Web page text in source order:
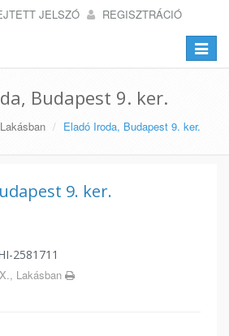
JELSZÓ REGISZTRÁCIÓ
Toggle
Budapest 9. ker.
Lakásban Eladó Iroda, Budapest 9. ker.
9. ker.
2581711
Lakásban